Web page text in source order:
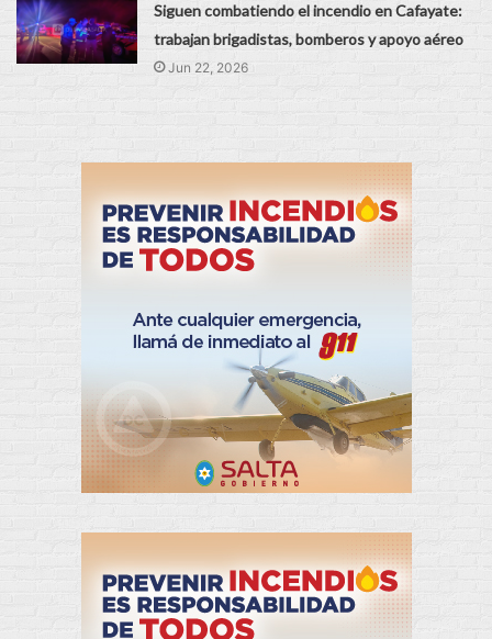
Siguen combatiendo el incendio en Cafayate:
trabajan brigadistas, bomberos y apoyo aéreo
Jun 22, 2026